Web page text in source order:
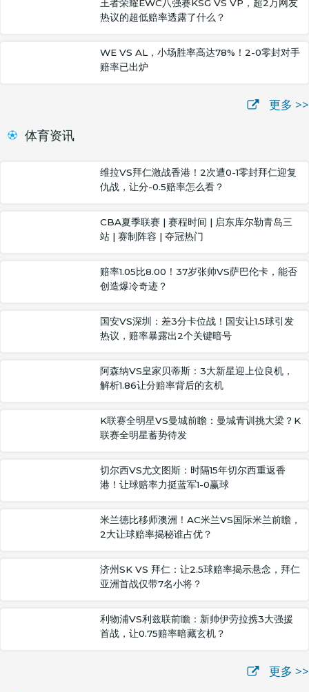
王者荣耀EWC八强赛KSG VS VP，超2万网友
热议的超低赔率透露了什么？
WE VS AL，小场胜率高达78%！2-0零封对手
赔率已出炉
更多 >>
体育资讯
维拉VS拜仁激战香港！2次遭0-1零封拜仁迎复
仇战，让分-0.5赔率怎么看？
CBA夏季联赛 | 赛程时间 | 启东库尔勒青岛三
站 | 赛制阵容 | 夺冠热门
赔率1.05比8.00！37岁张帅VS萨巴伦卡，能否
创造爆冷奇迹？
国安VS深圳：差3分卡位战！国安让1.5球引发
热议，赔率暴露出2个关键暗号
阿森纳VS皇家贝蒂斯：3大新星迎上位良机，
解析1.86让分赔率背后的玄机
K联赛全明星VS曼城前瞻：曼城青训挑大梁？K
联赛全明星蓄势待发
切尔西VS尤文图斯：时隔15年切尔西重返香
港！让球赔率力挺蓝军1-0赢球
米兰德比移师澳洲！AC米兰VS国际米兰前瞻，
2大让球赔率揭秘谁占优？
济州SK VS 拜仁：让2.5球赔率揭示悬念，拜仁
亚洲首战仅带7名小将？
利物浦VS利兹联前瞻：新帅伊劳拉携3大强援
首战，让0.75赔率暗藏玄机？
更多 >>